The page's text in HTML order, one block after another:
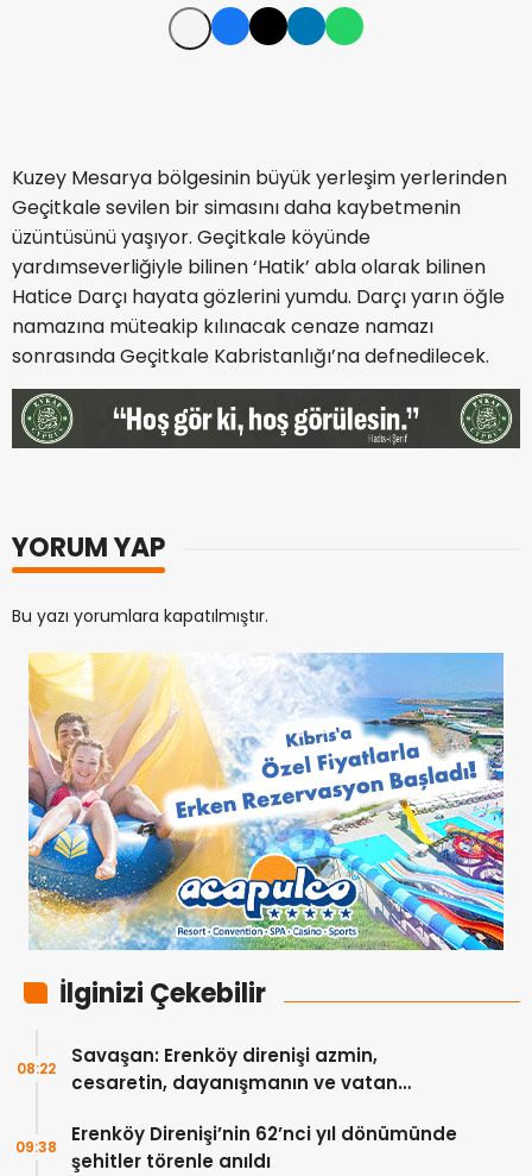
Kuzey Mesarya bölgesinin büyük yerleşim yerlerinden
Geçitkale sevilen bir simasını daha kaybetmenin
üzüntüsünü yaşıyor. Geçitkale köyünde
yardımseverliğiyle bilinen ‘Hatik’ abla olarak bilinen
Hatice Darçı hayata gözlerini yumdu. Darçı yarın öğle
namazına müteakip kılınacak cenaze namazı
sonrasında Geçitkale Kabristanlığı’na defnedilecek.
YORUM YAP
Bu yazı yorumlara kapatılmıştır.
İlginizi Çekebilir
Savaşan: Erenköy direnişi azmin,
cesaretin, dayanışmanın ve vatan
08:22
Erenköy Direnişi’nin 62’nci yıl dönümünde
şehitler törenle anıldı
09:38